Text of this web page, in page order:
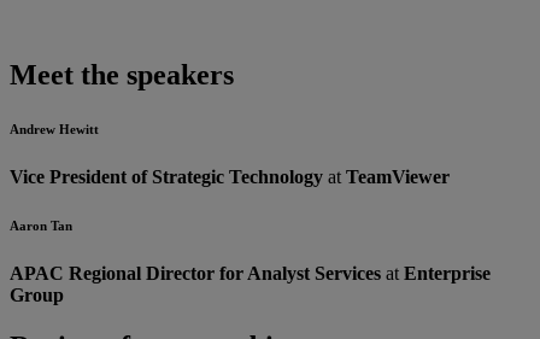
Meet the speakers
Andrew Hewitt
Vice President of Strategic Technology at TeamViewer
Aaron Tan
APAC Regional Director for Analyst Services at Enterprise
Group